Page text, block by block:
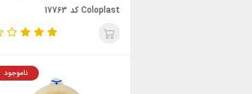
Coloplast کد 17763
ناموجود